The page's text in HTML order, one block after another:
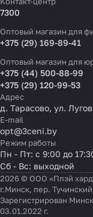
7300
Оптовый магазин для
+375 (29) 169-89-41
Оптовый магазин для
+375 (44) 500-88-99
+375 (29) 120-99-53
Адрес
д. Тарасово, ул.
E-mail
opt@3ceni.by
Режим работы
Пн - Пт: с 9:00 до
Сб - Вс: выходной
2026 © ООО «Плэй
г.Минск, пер.
Зарегистрирован
03.01.2022 г.